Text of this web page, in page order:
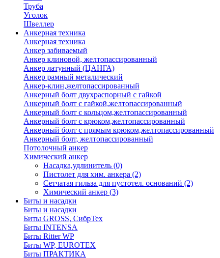
Труба
Уголок
Швеллер
Анкерная техника
Анкерная техника
Анкер забиваемый
Анкер клиновой, желтопассированный
Анкер латунный (ЦАНГА)
Анкер рамный металический
Анкер-клин,желтопассированный
Анкерный болт двухраспорный с гайкой
Анкерный болт с гайкой,желтопассированный
Анкерный болт с кольцом,желтопассированный
Анкерный болт с крюком,желтопассированный
Анкерный болт с прямым крюком,желтопассированный
Анкерный болт, желтопассированный
Потолочный анкер
Химический анкер
Насадка,удлинитель (0)
Пистолет для хим. анкера (2)
Сетчатая гильза для пустотел. оснований (2)
Химический анкер (3)
Биты и насадки
Биты и насадки
Биты GROSS, СибрТех
Биты INTENSA
Биты Ritter WP
Биты WP, EUROTEX
Биты ПРАКТИКА